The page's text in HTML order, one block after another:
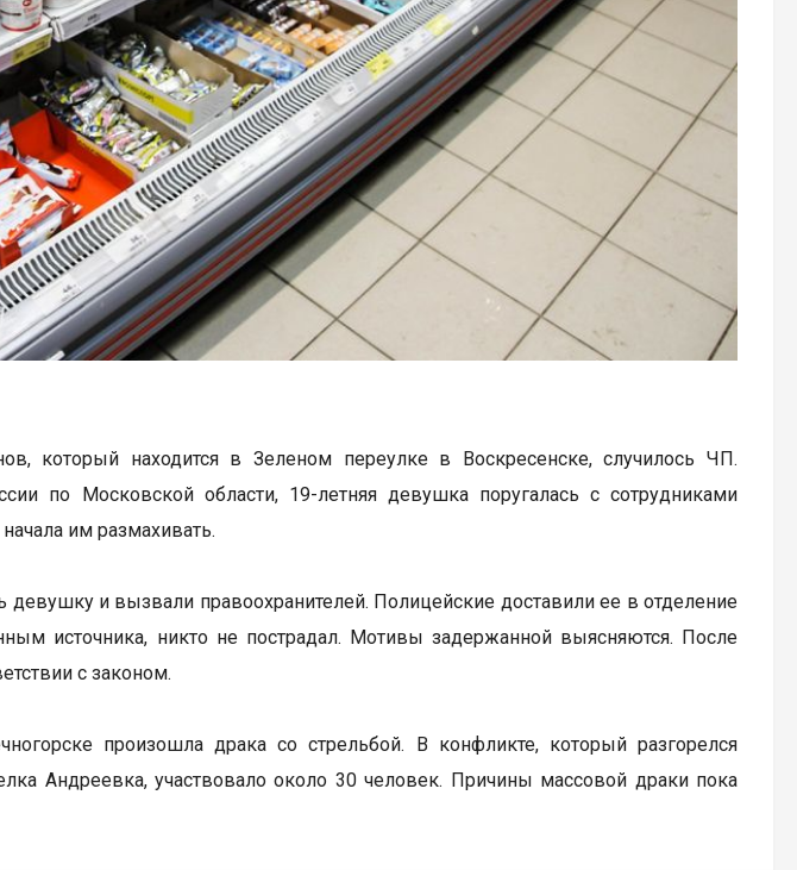
который находится в Зеленом переулке в Воскресенске, случилось ЧП.
по Московской области, 19-летняя девушка поругалась с сотрудниками
им размахивать.
девушку и вызвали правоохранителей. Полицейские доставили ее в отделение
источника, никто не пострадал. Мотивы задержанной выясняются. После
с законом.
произошла драка со стрельбой. В конфликте, который разгорелся
Андреевка, участвовало около 30 человек. Причины массовой драки пока